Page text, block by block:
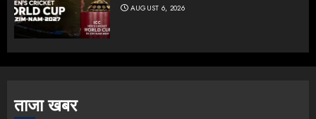
AUGUST 6, 2026
ताजा खबर